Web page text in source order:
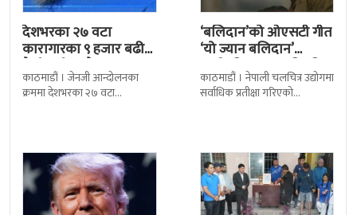
देशभरका २७ वटा
कारागारका ९ हजार बढी
कैदीबन्दी अझै फरार
काठमाडौं । जेनजी आन्दोलनका
क्रममा देशभरका २७ वटा
‘बलिदान’को ओएसटी गीत
‘यो ज्यान बलिदान’
सार्वजनिक, मातृभूमिप्रति
पुत्रको भावनात्मक…
काठमाडौं । नेपाली चलचित्र उद्योगमा
सर्वाधिक प्रतीक्षा गरिएको